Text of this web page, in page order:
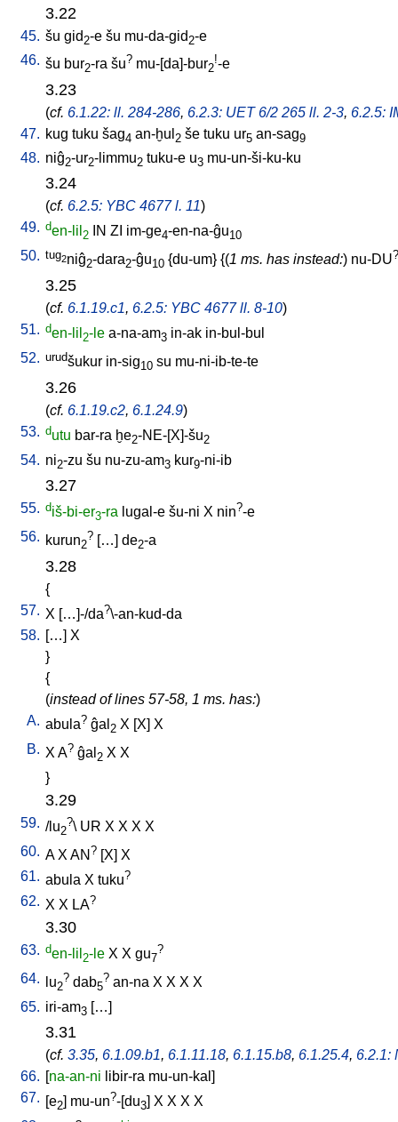
3.22
45. šu gid 2-e šu mu-da-gid 2-e
46. šu bur2-ra šu? mu-[da]-bur2
!-e
3.23
(cf. 6.1.22: ll. 284-286, 6.2.3: UET 6/2 265 ll. 2-3, 6.2.5:
47. kug tuku šag4 an-ḫul 2 še tuku ur5 an-sag9
48. niĝ2-ur2-limmu2 tuku-e u3 mu-un-ši-ku-ku
3.24
(cf. 6.2.5: YBC 4677 l. 11)
49. den-lil 2 IN ZI im-ge4-en-na-ĝu10
50. tug2niĝ2-dara2-ĝu10 {du-um} {(1 ms. has instead:) nu-DU?
3.25
(cf. 6.1.19.c1, 6.2.5: YBC 4677 ll. 8-10)
51. den-lil 2-le a-na-am3 in-ak in-bul-bul
52. urudšukur in-sig10 su mu-ni-ib-te-te
3.26
(cf. 6.1.19.c2, 6.1.24.9)
53. dutu bar-ra ḫe2-NE-[X]-šu2
54. ni2-zu šu nu-zu-am3 kur9-ni-ib
3.27
55. diš-bi-er3-ra lugal-e šu-ni X nin?-e
56. kurun2
? […] de2-a
3.28
{
57. X […]-/da?\-an-kud-da
58. […] X
}
{
(instead of lines 57-58, 1 ms. has:)
A. abula? ĝal 2 X [X] X
B. X A? ĝal 2 X X
}
3.29
59. /lu2
?\ UR X X X X
60. A X AN ? [X] X
61. abula X tuku?
62. X X LA?
3.30
63. den-lil 2-le X X gu7
?
64. lu2
? dab5
? an-na X X X X
65. iri-am3 […]
3.31
(cf. 3.35, 6.1.09.b1, 6.1.11.18, 6.1.15.b8, 6.1.25.4, 6.2.1:
66. [na-an-ni libir-ra mu-un-kal ]
67. [e2] mu-un?-[du3] X X X X